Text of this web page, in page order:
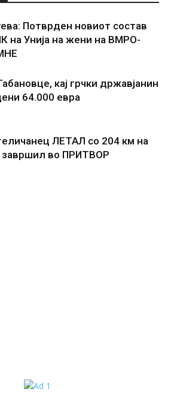
Потврден новиот состав
на Унија на жени на ВМРО-
кај грчки државјанин
64.000 евра
ЛЕТАЛ со 204 км на
завршил во ПРИТВОР